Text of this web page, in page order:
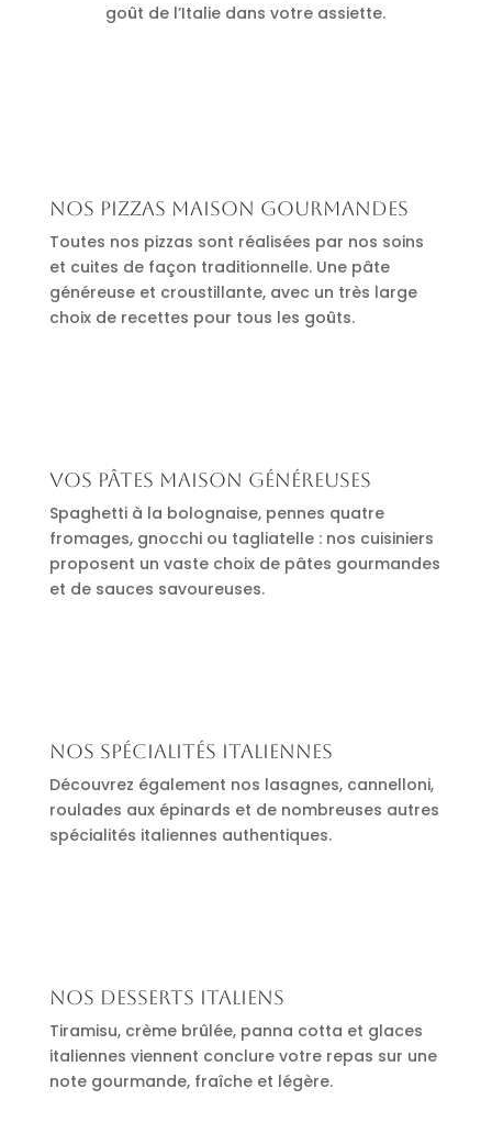
goût de l’Italie dans votre assiette.
Nos pizzas maison gourmandes
Toutes nos pizzas sont réalisées par nos soins
et cuites de façon traditionnelle. Une pâte
généreuse et croustillante, avec un très large
choix de recettes pour tous les goûts.
Vos pâtes maison généreuses
Spaghetti à la bolognaise, pennes quatre
fromages, gnocchi ou tagliatelle : nos cuisiniers
proposent un vaste choix de pâtes gourmandes
et de sauces savoureuses.
Nos spécialités italiennes
Découvrez également nos lasagnes, cannelloni,
roulades aux épinards et de nombreuses autres
spécialités italiennes authentiques.
Nos desserts italiens
Tiramisu, crème brûlée, panna cotta et glaces
italiennes viennent conclure votre repas sur une
note gourmande, fraîche et légère.